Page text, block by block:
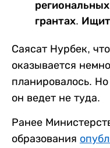
грантах.
Саясат Нурбек,
оказывается
планировалось.
он ведет не туда.
Ранее
образования